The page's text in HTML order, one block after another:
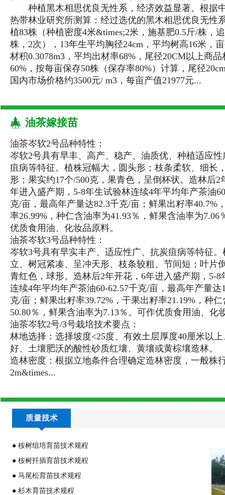
种植黑木相思优良无性系，经济效益显著。根据
热带林业研究所测算：经过选优的黑木相思优良无性
植83株（种植密度4米&times;2米，施基肥0.5斤/株，
株，2次），13年生平均胸径24cm，平均树高16米，
材积0.3078m3，平均出材率68%，尾径20CM以上商
60%，按每亩保存50株（保存率80%）计算，尾径
国内市场价格约3500元/ m3，每亩产值21977元...
油茶嫁接苗
油茶岑软2号品种特性：
岑软2号具有早丰、高产、稳产、油质优、种植适应性
疽病等特征。植株冠幅大，圆头形；枝条柔软、细长
形；果实约17个/500克，果青色，呈倒杯状。造林后2
年进入盛产期，5-8年生试验林连续4年平均年产茶油
克/亩，最高年产量达82.3千克/亩；鲜果出籽率40.7%
率26.99%，种仁含油率为41.93％，鲜果含油率为7.06
优质食用油、化妆品原料。
油茶岑软3号品种特性：
岑软3号具有早实丰产、适应性广、抗炭疽病等特征。
立、树冠紧凑、呈冲天形、枝条较粗、节间短；叶片
青红色，球形。造林后2年开花，6年进入盛产期，5-8
连续4年平均年产茶油60-62.57千克/亩，最高年产量达
克/亩；鲜果出籽率39.72%，干果出籽率21.19%，种
50.80％，鲜果含油率为7.13％。可作优质食用油、化
油茶岑软2号/3号栽培技术要点：
林地选择：选择坡度<25度、有效土层厚度40厘米以
好、土壤肥沃的酸性砂质红壤、黄壤或黄棕壤造林。
造林密度：根据立地条件合理确定造林密度，一般株
2m&times...
● 桉树组培育苗技术规程
● 桉树扦插育苗技术规程
● 马尾松育苗技术规程
● 杉木育苗技术规程